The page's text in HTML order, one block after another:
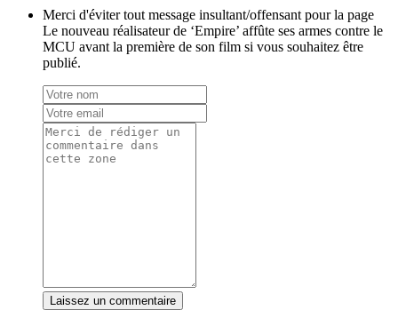
Merci d'éviter tout message insultant/offensant pour la page
Le nouveau réalisateur de ‘Empire’ affûte ses armes contre le
MCU avant la première de son film si vous souhaitez être
publié.
Laissez un commentaire